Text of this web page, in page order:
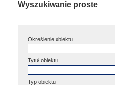
Wyszukiwanie proste
Określenie obiektu
Tytuł obiektu
Typ obiektu